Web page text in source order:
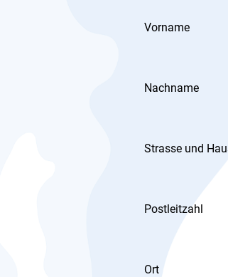
Vorname
Nachname
Strasse und
Postleitzahl
Ort